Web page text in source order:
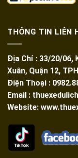
THÔNG TIN LIÊN
Địa Chỉ : 33/20/06,
Xuân, Quận 12,
Điện Thoại :
Email :
Website: